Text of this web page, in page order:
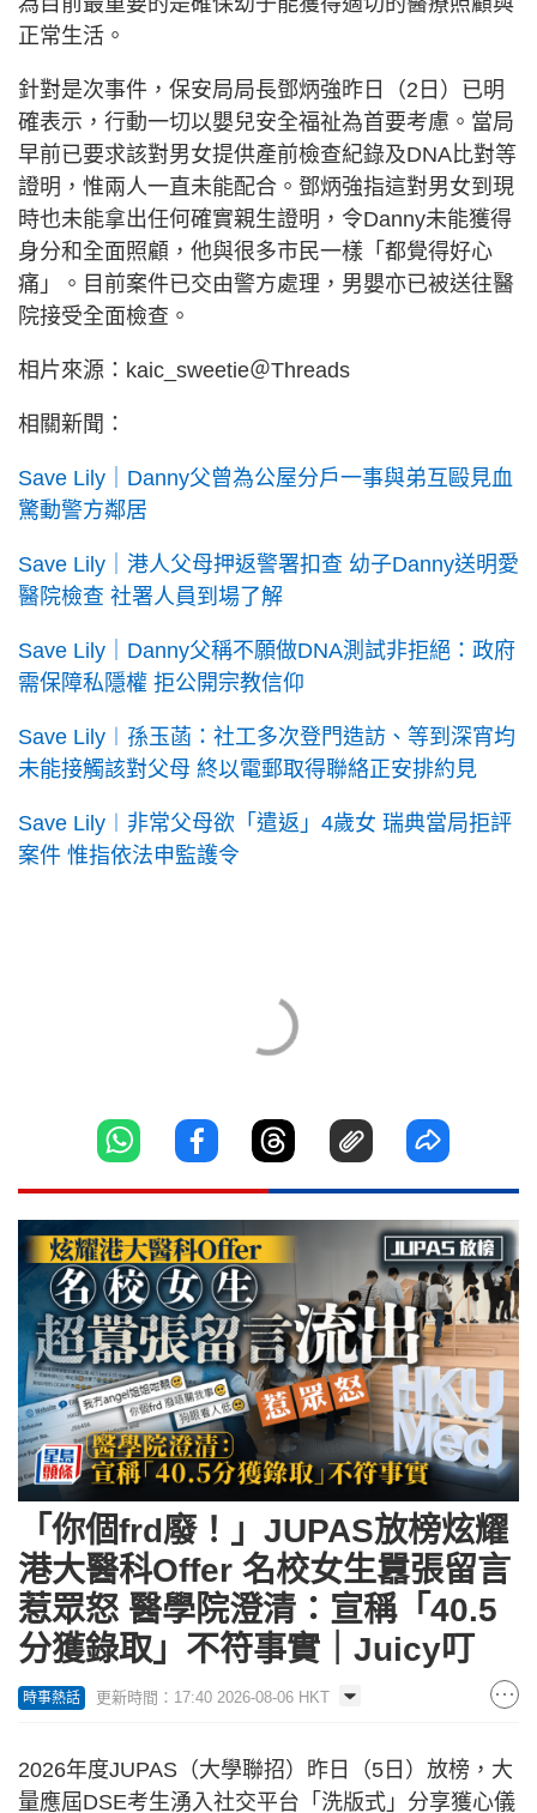
正常生活。
針對是次事件，保安局局長鄧炳強昨日（2日）已明
確表示，行動一切以嬰兒安全福祉為首要考慮。當局
早前已要求該對男女提供產前檢查紀錄及DNA比對等
證明，惟兩人一直未能配合。鄧炳強指這對男女到現
時也未能拿出任何確實親生證明，令Danny未能獲得
身分和全面照顧，他與很多市民一樣「都覺得好心
痛」。目前案件已交由警方處理，男嬰亦已被送往醫
院接受全面檢查。
相片來源：kaic_sweetie＠Threads
相關新聞：
Save Lily｜Danny父曾為公屋分戶一事與弟互毆見血
驚動警方鄰居
Save Lily｜港人父母押返警署扣查 幼子Danny送明愛
醫院檢查 社署人員到場了解
Save Lily｜Danny父稱不願做DNA測試非拒絕：政府
需保障私隱權 拒公開宗教信仰
Save Lily︱孫玉菡：社工多次登門造訪、等到深宵均
未能接觸該對父母 終以電郵取得聯絡正安排約見
Save Lily︱非常父母欲「遣返」4歲女 瑞典當局拒評
案件 惟指依法申監護令
「你個frd廢！」JUPAS放榜炫耀
港大醫科Offer 名校女生囂張留言
惹眾怒 醫學院澄清：宣稱「40.5
分獲錄取」不符事實｜Juicy叮
時事熱話 更新時間：17:40 2026-08-06 HKT
2026年度JUPAS（大學聯招）昨日（5日）放榜，大
量應屆DSE考生湧入社交平台「洗版式」分享獲心儀